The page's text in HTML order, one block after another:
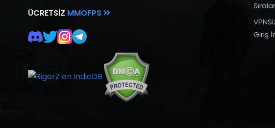
ÜCRETSIZ MMOFPS
Giriş